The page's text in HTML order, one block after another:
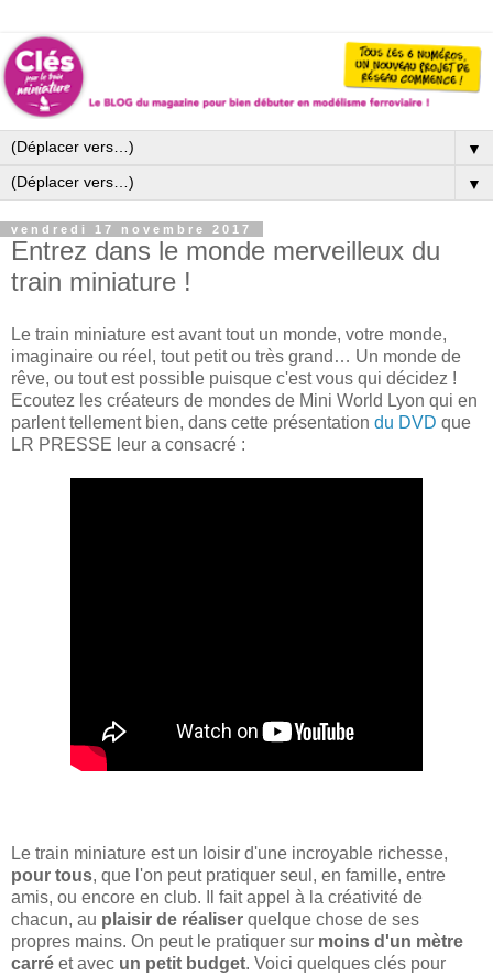
▼
▼
vendredi 17 novembre 2017
Entrez dans le monde merveilleux du
train miniature !
Le train miniature est avant tout un monde, votre monde,
imaginaire ou réel, tout petit ou très grand… Un monde de
rêve, ou tout est possible puisque c'est vous qui décidez !
Ecoutez les créateurs de mondes de Mini World Lyon qui en
parlent tellement bien, dans cette présentation du DVD que
LR PRESSE leur a consacré :
Le train miniature est un loisir d'une incroyable richesse,
pour tous, que l'on peut pratiquer seul, en famille, entre
amis, ou encore en club. Il fait appel à la créativité de
chacun, au plaisir de réaliser quelque chose de ses
propres mains. On peut le pratiquer sur moins d'un mètre
carré et avec un petit budget. Voici quelques clés pour